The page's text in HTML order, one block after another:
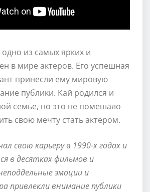
из самых ярких и
в мире актеров. Его успешная
принесли ему мировую
публики. Кай родился и
семье, но это не помешало
свою мечту стать актером.
свою карьеру в 1990-х годах и
в десятках фильмов и
эмоции и
привлекли внимание публики